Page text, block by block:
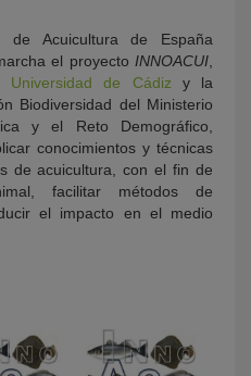
de Acuicultura de España
el proyecto INNOACUI
Universidad de Cádiz y la
Biodiversidad del Ministerio
y el Reto Demográfico,
conocimientos y técnicas
de acuicultura, con el fin de
facilitar métodos de
el impacto en el medio